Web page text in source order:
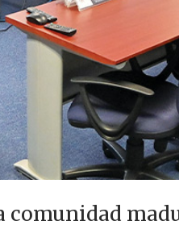
comunidad